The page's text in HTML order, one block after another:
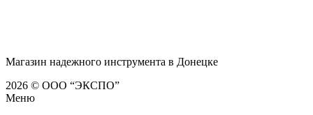
Магазин надежного инструмента в Донецке
2026 © ООО “ЭКСПО”
Меню